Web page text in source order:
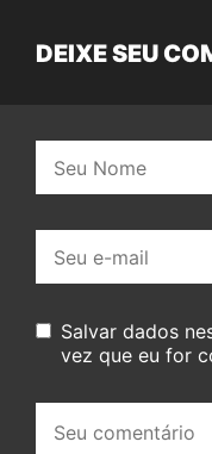
DEIXE SEU
mail:
Salvar dados
vez que eu for
comentário: